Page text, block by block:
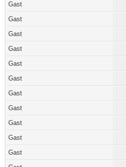
Gast
Gast
Gast
Gast
Gast
Gast
Gast
Gast
Gast
Gast
Gast